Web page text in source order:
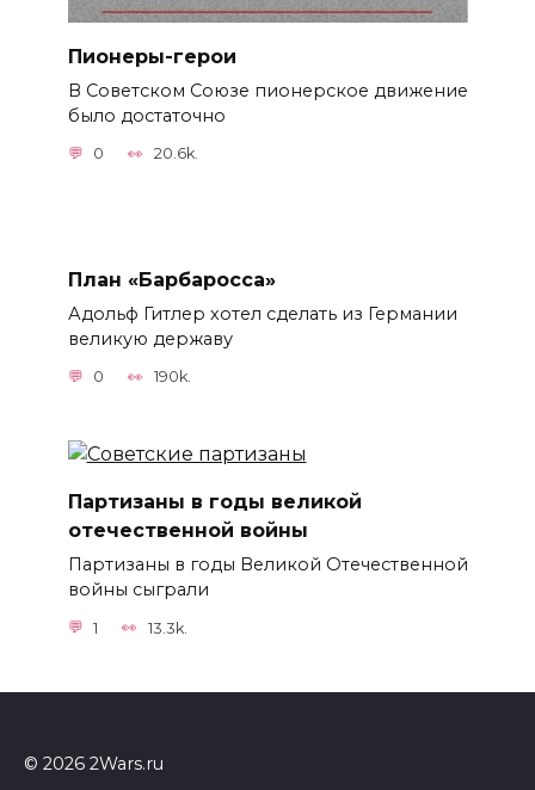
Пионеры-герои
В Советском Союзе пионерское движение
было достаточно
0 20.6k.
План «Барбаросса»
Адольф Гитлер хотел сделать из Германии
великую державу
0 190k.
Партизаны в годы великой
отечественной войны
Партизаны в годы Великой Отечественной
войны сыграли
1 13.3k.
© 2026 2Wars.ru